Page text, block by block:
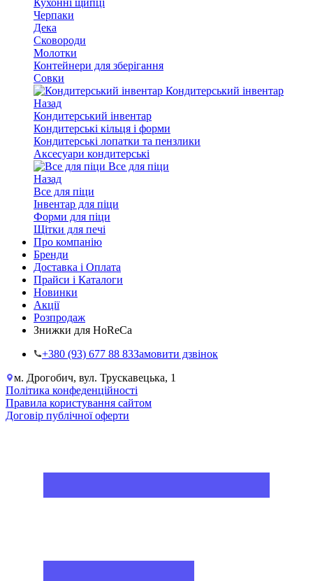
Черпаки
Дека
Сковороди
Молотки
Контейнери для зберігання
Совки
Кондитерський інвентар
Назад
Кондитерський інвентар
Кондитерські кільця і форми
Кондитерські лопатки та пензлики
Аксесуари кондитерські
Все для піци
Назад
Все для піци
Інвентар для піци
Форми для піци
Щітки для печі
Про компанію
Бренди
Доставка і Оплата
Прайси і Каталоги
Новинки
Акції
Розпродаж
Знижки для HoReCa
+38‎0 (93) 677 88 83Замовити дзвінок
м. Дрогобич, вул. Трускавецька, 1
Політика конфеденційності
Правила користування сайтом
Договір публічної оферти